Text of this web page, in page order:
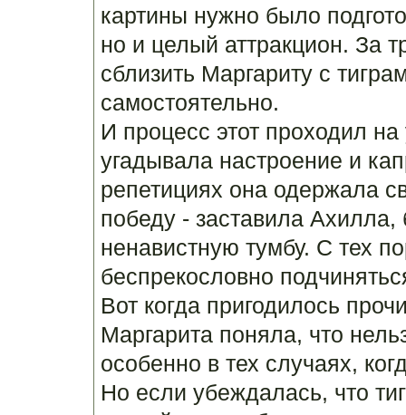
картины нужно было
но и целый аттракцион. За
сблизить Маргариту с
самостоятельно.
И процесс этот проходил
угадывала настроение и
репетициях она одержала
победу - заставила Ахилла,
ненавистную тумбу. С тех
беспрекословно
Вот когда пригодилось
Маргарита поняла, что
особенно в тех случаях,
Но если убеждалась, что